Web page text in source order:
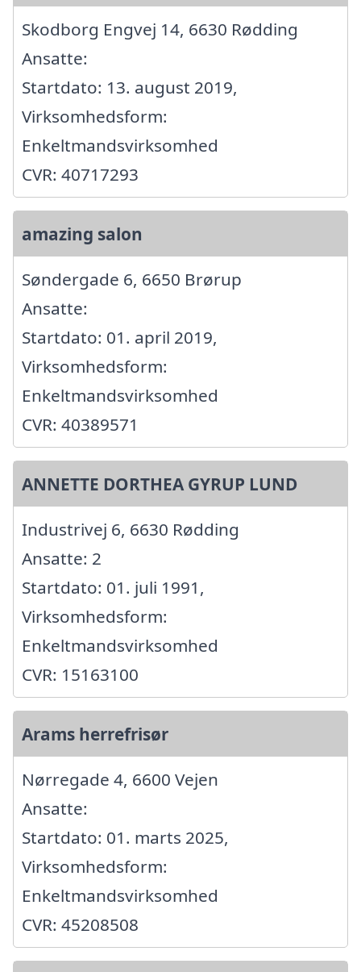
Skodborg Engvej 14, 6630 Rødding
Ansatte:
Startdato: 13. august 2019,
Virksomhedsform:
Enkeltmandsvirksomhed
CVR: 40717293
amazing salon
Søndergade 6, 6650 Brørup
Ansatte:
Startdato: 01. april 2019,
Virksomhedsform:
Enkeltmandsvirksomhed
CVR: 40389571
ANNETTE DORTHEA GYRUP LUND
Industrivej 6, 6630 Rødding
Ansatte: 2
Startdato: 01. juli 1991,
Virksomhedsform:
Enkeltmandsvirksomhed
CVR: 15163100
Arams herrefrisør
Nørregade 4, 6600 Vejen
Ansatte:
Startdato: 01. marts 2025,
Virksomhedsform:
Enkeltmandsvirksomhed
CVR: 45208508